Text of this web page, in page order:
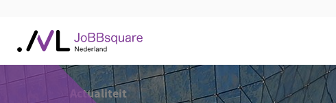
Actualiteit